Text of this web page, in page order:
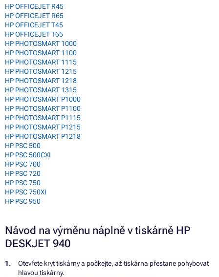
HP OFFICEJET R45
HP OFFICEJET R65
HP OFFICEJET T45
HP OFFICEJET T65
HP PHOTOSMART 1000
HP PHOTOSMART 1100
HP PHOTOSMART 1115
HP PHOTOSMART 1215
HP PHOTOSMART 1218
HP PHOTOSMART 1315
HP PHOTOSMART P1000
HP PHOTOSMART P1100
HP PHOTOSMART P1115
HP PHOTOSMART P1215
HP PHOTOSMART P1218
HP PSC 500
HP PSC 500CXI
HP PSC 700
HP PSC 720
HP PSC 750
HP PSC 750XI
HP PSC 950
Návod na výměnu náplně v tiskárně HP
DESKJET 940
Otevřete kryt tiskárny a počkejte, až tiskárna přestane pohybovat
hlavou tiskárny.